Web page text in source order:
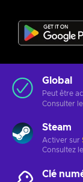
Global
Peut être
Consulter
Steam
Activer sur
Consultez le
Clé